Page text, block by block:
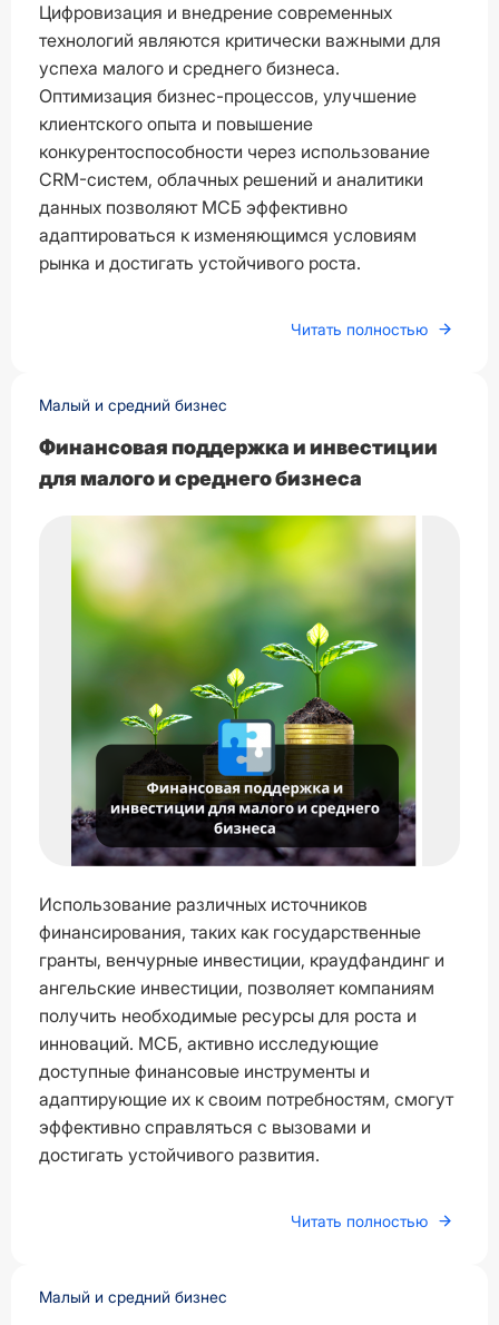
Цифровизация и внедрение современных
технологий являются критически важными для
успеха малого и среднего бизнеса.
Оптимизация бизнес-процессов, улучшение
клиентского опыта и повышение
конкурентоспособности через использование
CRM-систем, облачных решений и аналитики
данных позволяют МСБ эффективно
адаптироваться к изменяющимся условиям
рынка и достигать устойчивого роста.
Читать полностью
Малый и средний бизнес
Финансовая поддержка и инвестиции
для малого и среднего бизнеса
Использование различных источников
финансирования, таких как государственные
гранты, венчурные инвестиции, краудфандинг и
ангельские инвестиции, позволяет компаниям
получить необходимые ресурсы для роста и
инноваций. МСБ, активно исследующие
доступные финансовые инструменты и
адаптирующие их к своим потребностям, смогут
эффективно справляться с вызовами и
достигать устойчивого развития.
Читать полностью
Малый и средний бизнес